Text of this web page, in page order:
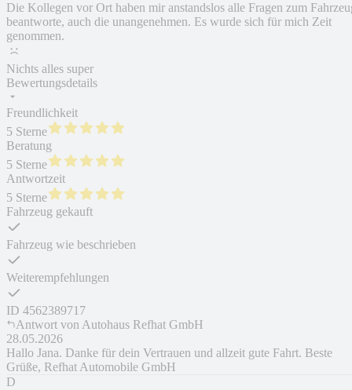
Die Kollegen vor Ort haben mir anstandslos alle Fragen zum
beantworte, auch die unangenehmen. Es wurde sich für mich Zeit
genommen.
Nichts alles super
Bewertungsdetails
Freundlichkeit
5 Sterne
Beratung
5 Sterne
Antwortzeit
5 Sterne
Fahrzeug gekauft
Fahrzeug wie beschrieben
Weiterempfehlungen
ID 4562389717
Antwort von Autohaus Refhat GmbH
28.05.2026
Hallo Jana. Danke für dein Vertrauen und allzeit gute Fahrt. Beste
Grüße, Refhat Automobile GmbH
D